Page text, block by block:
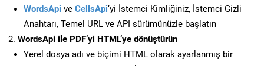
WordsApi ve CellsApi‘yi İstemci Kimliğiniz, İstemci Gizli
Anahtarı, Temel URL ve API sürümünüzle başlatın
WordsApi ile PDF’yi HTML’ye dönüştürün
Yerel dosya adı ve biçimi HTML olarak ayarlanmış bir